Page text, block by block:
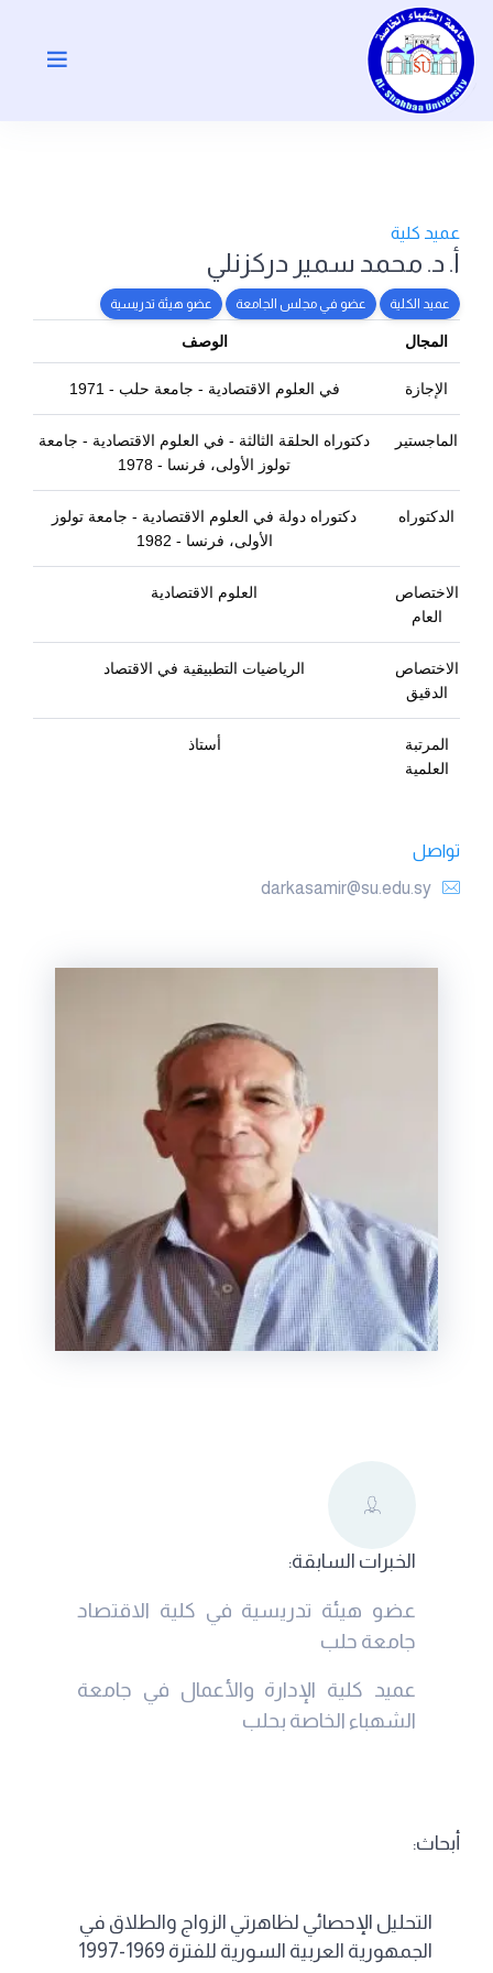
عميد كلية
أ. د. محمد سمير دركزنلي
عميد الكلية عضو في مجلس الجامعة عضو هيئة تدريسية
المجال الوصف
الإجازة في العلوم الاقتصادية - جامعة حلب - 1971
الماجستير
دكتوراه الحلقة الثالثة - في العلوم الاقتصادية - جامعة
تولوز الأولى، فرنسا - 1978
الدكتوراه
دكتوراه دولة في العلوم الاقتصادية - جامعة تولوز
الأولى، فرنسا - 1982
الاختصاص
العام
العلوم الاقتصادية
الاختصاص
الدقيق
الرياضيات التطبيقية في الاقتصاد
المرتبة
العلمية
أستاذ
تواصل
darkasamir@su.edu.sy
الخبرات السابقة:
عضو هيئة تدريسية في كلية الاقتصاد
جامعة حلب
عميد كلية الإدارة والأعمال في جامعة
الشهباء الخاصة بحلب
أبحاث:
التحليل الإحصائي لظاهرتي الزواج والطلاق في
الجمهورية العربية السورية للفترة 1969-1997